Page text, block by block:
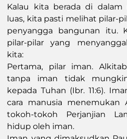
Kalau kita berada di
luas, kita pasti melihat pilar-
penyangga bangunan itu.
pilar-pilar yang
kita:
Pertama, pilar iman.
tanpa iman tidak
kepada Tuhan (Ibr. 11:6).
cara manusia menemukan
tokoh-tokoh Perjanjian
hidup oleh iman.